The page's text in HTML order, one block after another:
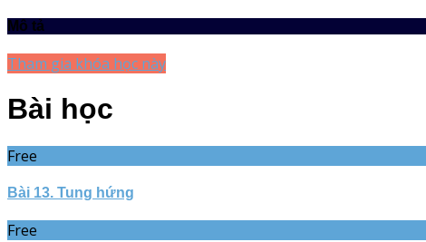
Mô tả
Tham gia khóa học này
Bài học
Free
Bài 13. Tung hứng
Free